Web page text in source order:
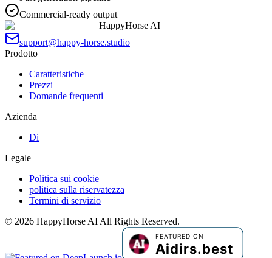
Commercial-ready output
HappyHorse AI
support@happy-horse.studio
Prodotto
Caratteristiche
Prezzi
Domande frequenti
Azienda
Di
Legale
Politica sui cookie
politica sulla riservatezza
Termini di servizio
© 2026 HappyHorse AI All Rights Reserved.